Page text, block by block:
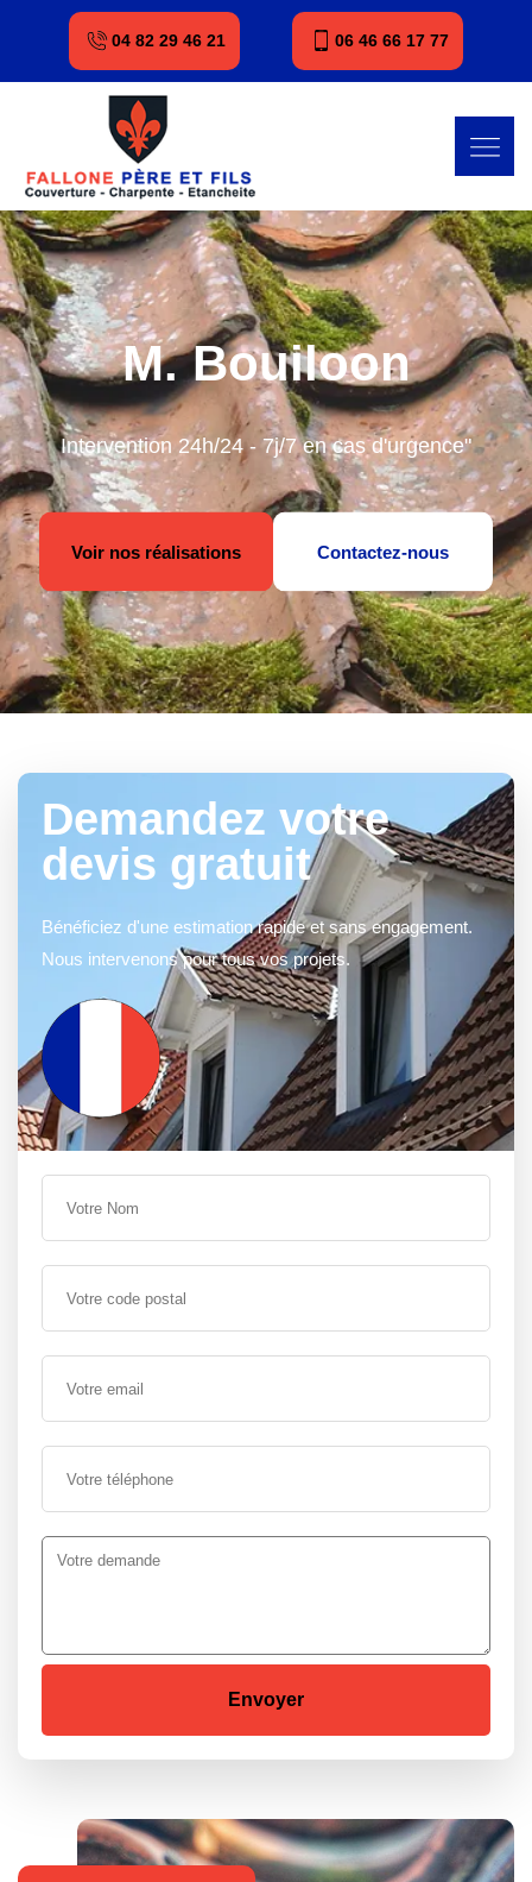
04 82 29 46 21 06 46 66 17 77
M. Bouiloon
Intervention 24h/24 - 7j/7 en cas d'urgence"
Voir nos réalisations Contactez-nous
Demandez votre
devis gratuit
Bénéficiez d'une estimation rapide et sans engagement.
Nous intervenons pour tous vos projets.